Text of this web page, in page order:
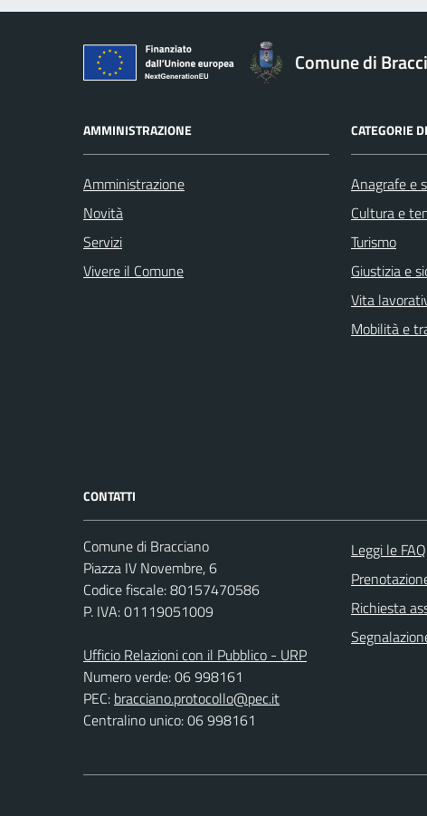
Comune di
AMMINISTRAZIONE
Amministrazione
Novità
Servizi
Vivere il Comune
CATEGORIE
Anagrafe e
Cultura e
Turismo
Giustizia e
Vita
Mobilità e
CONTATTI
Comune di Bracciano
Piazza IV Novembre, 6
Codice fiscale: 80157470586
P. IVA: 01119051009
Ufficio Relazioni con il Pubblico - URP
Numero verde: 06 998161
PEC: bracciano.protocollo@pec.it
Centralino unico: 06 998161
Leggi le FAQ
Richiesta